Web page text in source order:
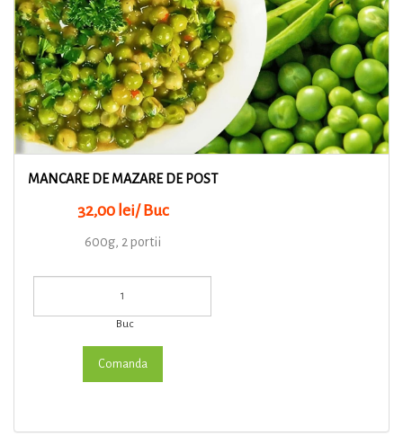
MANCARE DE MAZARE DE POST
32,00 lei/ Buc
600g, 2 portii
Buc